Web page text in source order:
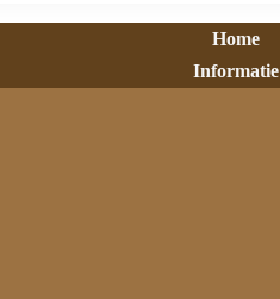
Home
Informatie